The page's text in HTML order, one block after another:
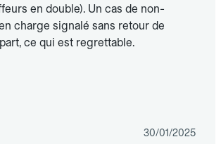
en double). Un cas de non-
charge signalé sans retour de
ce qui est regrettable.
30/01/2025